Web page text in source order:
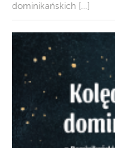
dominikańskich […]